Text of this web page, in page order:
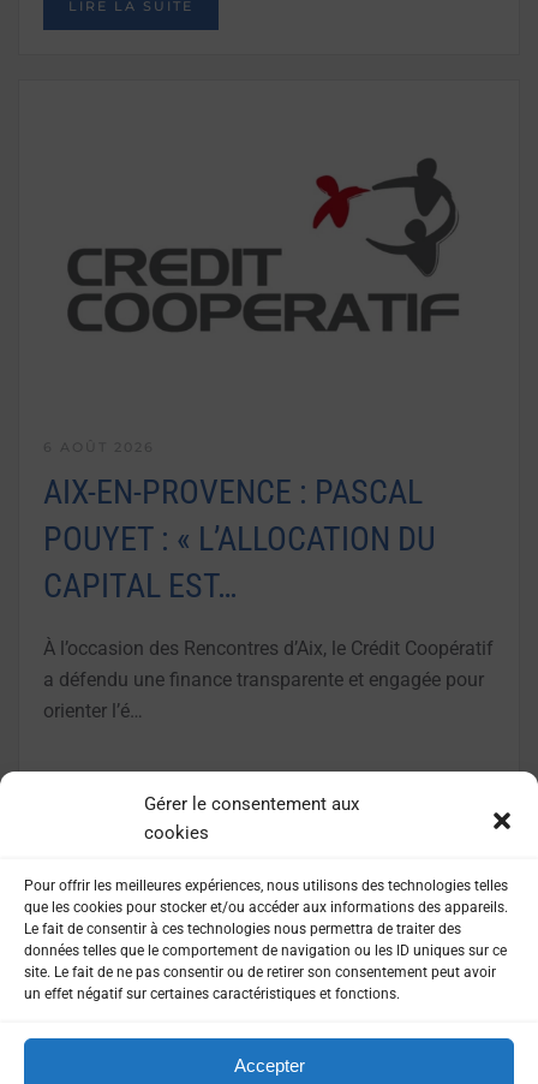
Gérer le consentement aux
cookies
Pour offrir les meilleures expériences, nous utilisons des technologies telles
que les cookies pour stocker et/ou accéder aux informations des appareils.
Le fait de consentir à ces technologies nous permettra de traiter des
données telles que le comportement de navigation ou les ID uniques sur ce
site. Le fait de ne pas consentir ou de retirer son consentement peut avoir
un effet négatif sur certaines caractéristiques et fonctions.
Accepter
LIRE LA SUITE
AIX-EN-PROVENCE : PASCAL
POUYET : « L’ALLOCATION DU
CAPITAL EST…
À l’occasion des Rencontres d’Aix, le Crédit Coopératif
a défendu une finance transparente et engagée pour
orienter l’é…
LIRE LA SUITE
MENTIONS LÉGALES